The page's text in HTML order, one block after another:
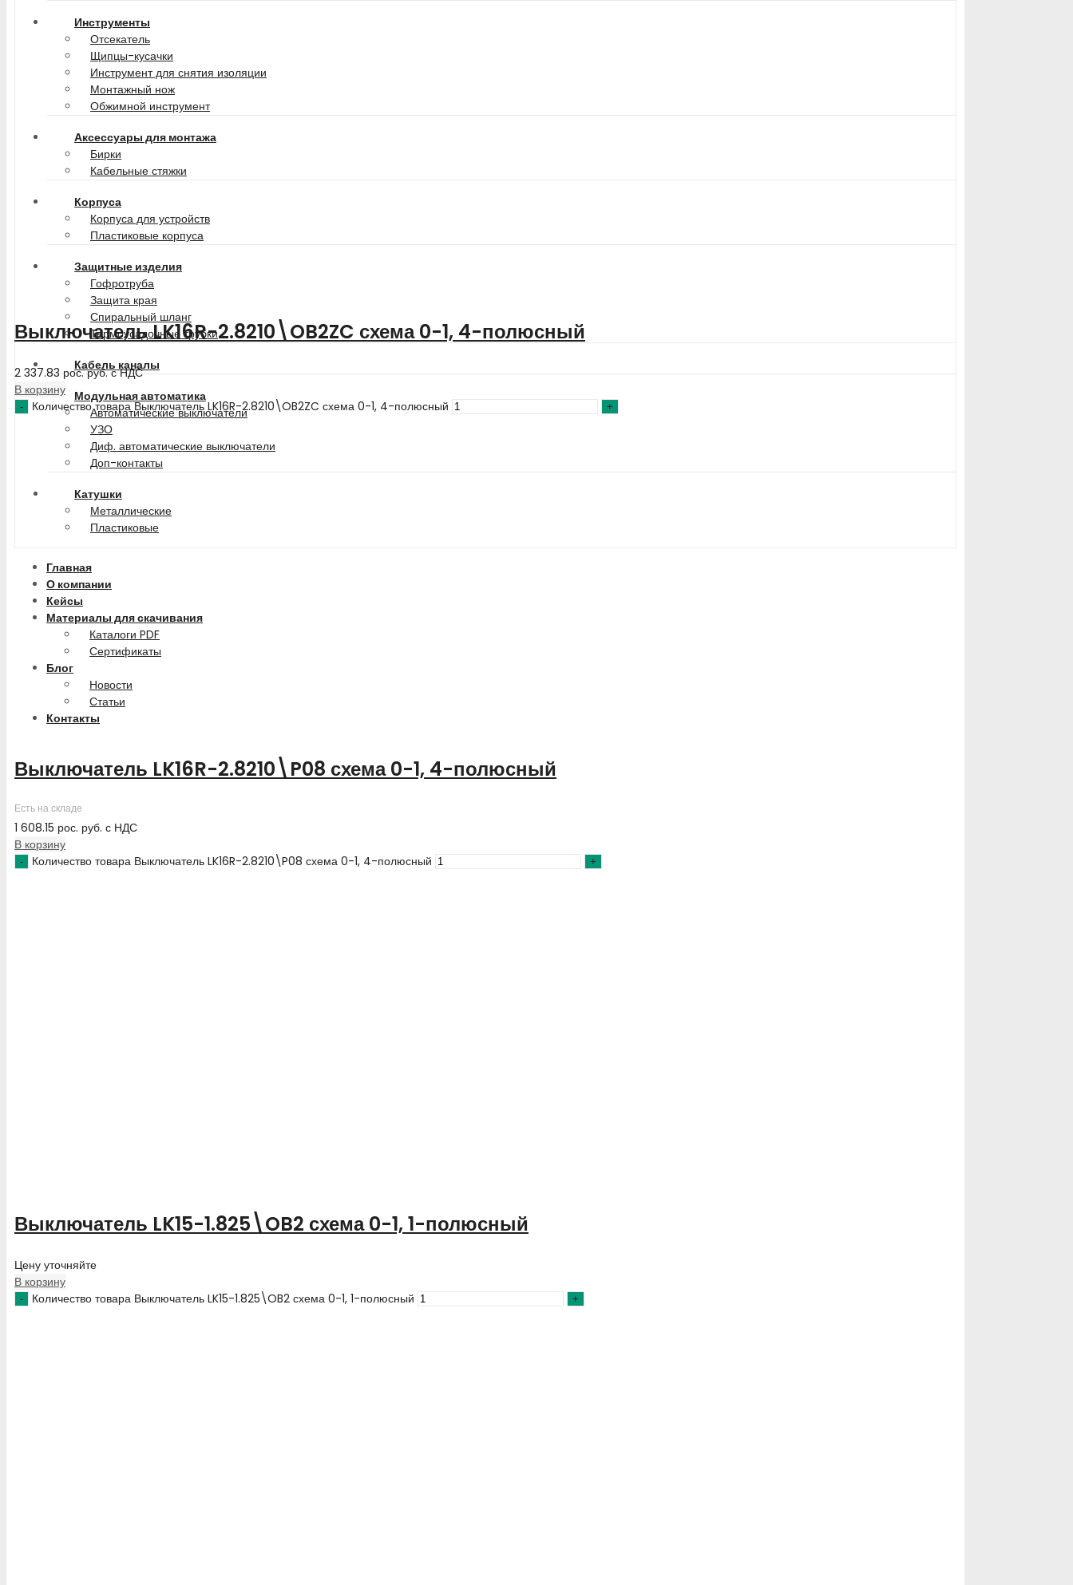
Инструменты
Отсекатель
Щипцы-кусачки
Инструмент для снятия изоляции
Монтажный нож
Обжимной инструмент
Аксессуары для монтажа
Бирки
Кабельные стяжки
Корпуса
Корпуса для устройств
Пластиковые корпуса
Защитные изделия
Гофротруба
Защита края
Спиральный шланг
Термоусадочные трубки
Кабель каналы
Модульная автоматика
Автоматические выключатели
УЗО
Диф. автоматические выключатели
Доп-контакты
Катушки
Металлические
Пластиковые
Главная
О компании
Кейсы
Материалы для скачивания
Каталоги PDF
Сертификаты
Блог
Новости
Статьи
Контакты
Выключатель LK16R-2.8210\OB2ZC схема 0-1, 4-полюсный
2 337.83 рос. руб.с НДС
В корзину
Количество товара Выключатель LK16R-2.8210\OB2ZC схема 0-1, 4-полюсный
Выключатель LK16R-2.8210\P08 схема 0-1, 4-полюсный
Есть на складе
1 608.15 рос. руб. с НДС
В корзину
Количество товара Выключатель LK16R-2.8210\P08 схема 0-1, 4-полюсный
Выключатель LK15-1.825\OB2 схема 0-1, 1-полюсный
Цену уточняйте
В корзину
Количество товара Выключатель LK15-1.825\OB2 схема 0-1, 1-полюсный